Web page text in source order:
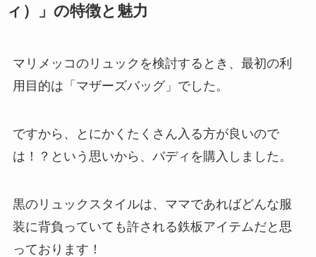
ィ）」の特徴と魅力
マリメッコのリュックを検討するとき、最初の利
用目的は「マザーズバッグ」でした。
ですから、とにかくたくさん入る方が良いので
は！？という思いから、バディを購入しました。
黒のリュックスタイルは、ママであればどんな服
装に背負っていても許される鉄板アイテムだと思
っております！